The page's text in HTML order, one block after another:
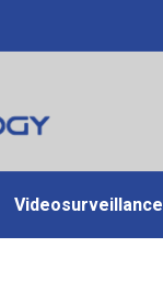
Videosurveillance